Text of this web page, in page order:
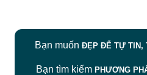
Bạn muốn ĐẸP ĐỂ TỰ TIN,
Bạn tìm kiếm PHƯƠNG